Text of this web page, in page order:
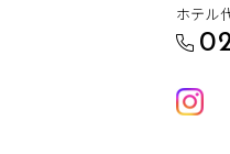
ホテル